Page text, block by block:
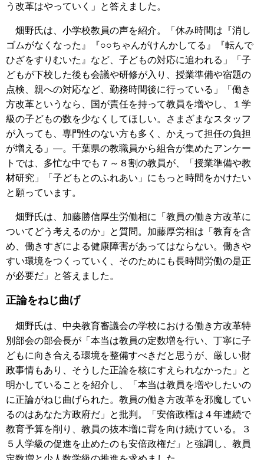
う改革はやっていく」と答えました。
畑野氏は、小学校教員の声を紹介。「休み時間は『消し
ゴムがなくなった』『○○ちゃんがけんかしてる』『転んで
ひざをすりむいた』など、子どもの対応に追われる」「子
どもが下校した後も会議や研修が入り、授業準備や宿題の
点検、親への対応など、勤務時間後に行っている」「働き
方改革というなら、国が責任を持って教員を増やし、１学
級の子どもの数を少なくしてほしい。さまざまなスタッフ
が入っても、専門性のない方も多く、かえって担任の負担
が増える」―。千葉県の教職員から組合が集めたアンケー
トでは、多忙な中でも７～８割の教員が、「授業準備や教
材研究」「子どもとのふれあい」にもっと時間をかけたい
と願っています。
畑野氏は、加藤勝信厚生労働相に「教員の働き方改革に
ついてどう考えるのか」と質問。加藤厚労相は「教育を含
め、働きすぎによる健康障害があってはならない。働きや
すい環境をつくっていく、そのためにも長時間労働の是正
が必要だ」と答えました。
正論をねじ曲げ
畑野氏は、中央教育審議会の学校における働き方改革特
別部会の部会長が「本当は教員の定数増を行い、丁寧に子
どもに向き合える環境を整備すべきだと思うが、厳しい財
政事情もあり、そうした正論を核にすえられなかった」と
明かしていることを紹介し、「本当は教員を増やしたいの
に正論がねじ曲げられた。教員の働き方改革を邪魔してい
るのはあなた方政府だ」と批判。「安倍政権は４年連続で
教育予算を削り、教員の抜本増に背を向け続けている。３
５人学級の促進を止めたのも安倍政権だ」と強調し、教員